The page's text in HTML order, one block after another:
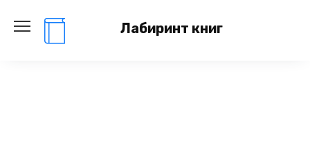
содержанию
Лабиринт книг